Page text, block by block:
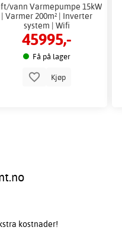
vann Varmepumpe 15kW
| Varmer 200m² | Inverter
system | Wifi
45995,-
Få på lager
Kjøp
kostnader!